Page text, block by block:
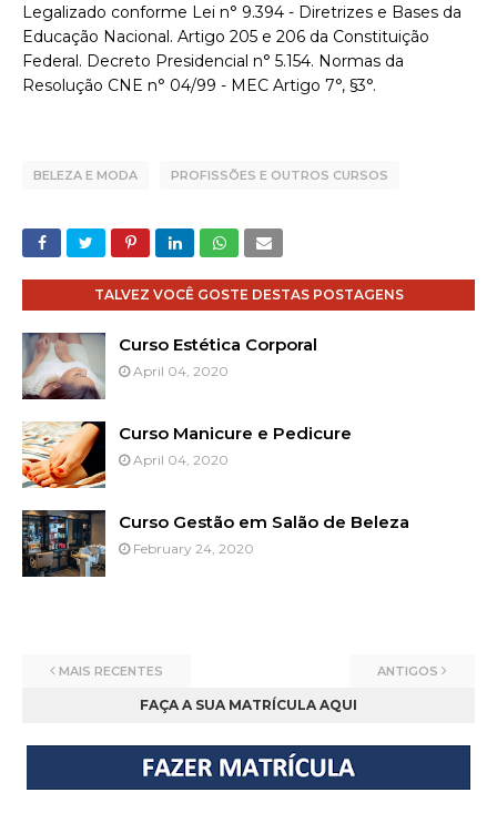
Legalizado conforme Lei n° 9.394 - Diretrizes e Bases da
Educação Nacional. Artigo 205 e 206 da Constituição
Federal. Decreto Presidencial n° 5.154. Normas da
Resolução CNE n° 04/99 - MEC Artigo 7°, §3°.
BELEZA E MODA PROFISSÕES E OUTROS CURSOS
TALVEZ VOCÊ GOSTE DESTAS POSTAGENS
Curso Estética Corporal
April 04, 2020
Curso Manicure e Pedicure
April 04, 2020
Curso Gestão em Salão de Beleza
February 24, 2020
MAIS RECENTES ANTIGOS
FAÇA A SUA MATRÍCULA AQUI